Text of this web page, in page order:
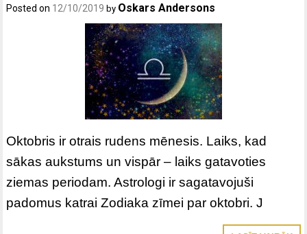
Posted on 12/10/2019 by Oskars Andersons
Oktobris ir otrais rudens mēnesis. Laiks, kad
sākas aukstums un vispār – laiks gatavoties
ziemas periodam. Astrologi ir sagatavojuši
padomus katrai Zodiaka zīmei par oktobri. J